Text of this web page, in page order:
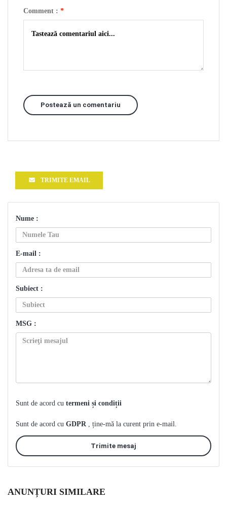
Comment : *
Postează un comentariu
TRIMITE EMAIL
Nume :
E-mail :
Subiect :
MSG :
Sunt de acord cu termeni și condiții
Sunt de acord cu GDPR , ține-mă la curent prin e-mail.
Trimite mesaj
ANUNȚURI SIMILARE